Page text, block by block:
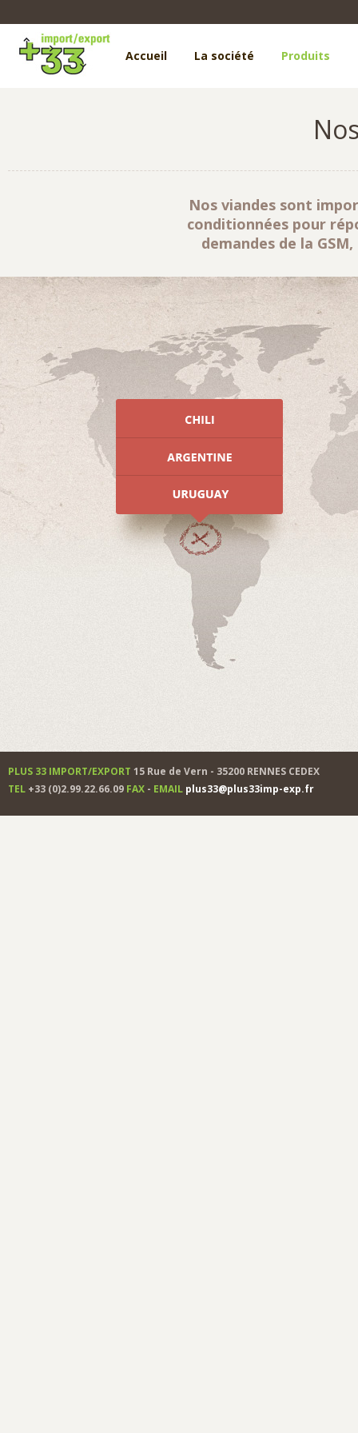
Accueil La société Produits
Nos viandes sont
conditionnées pour
demandes de la
PLUS 33 IMPORT/EXPORT 15 Rue de Vern - 35200 RENNES CEDEX
TEL +33 (0)2.99.22.66.09 FAX - EMAIL plus33@plus33imp-exp.fr